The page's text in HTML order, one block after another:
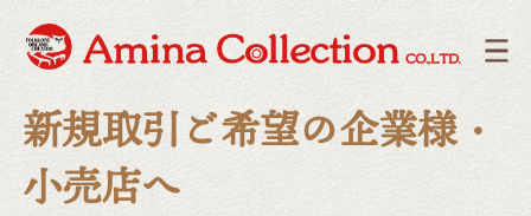
新規取引ご希望の企業様・
小売店へ